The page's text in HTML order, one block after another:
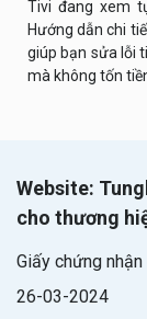
Tivi đang xem
Hướng dẫn chi
giúp bạn sửa lỗi
mà không tốn
Website:
cho thương
Giấy chứng
26-03-2024